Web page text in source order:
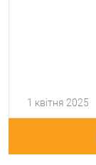
1 квітня 2025